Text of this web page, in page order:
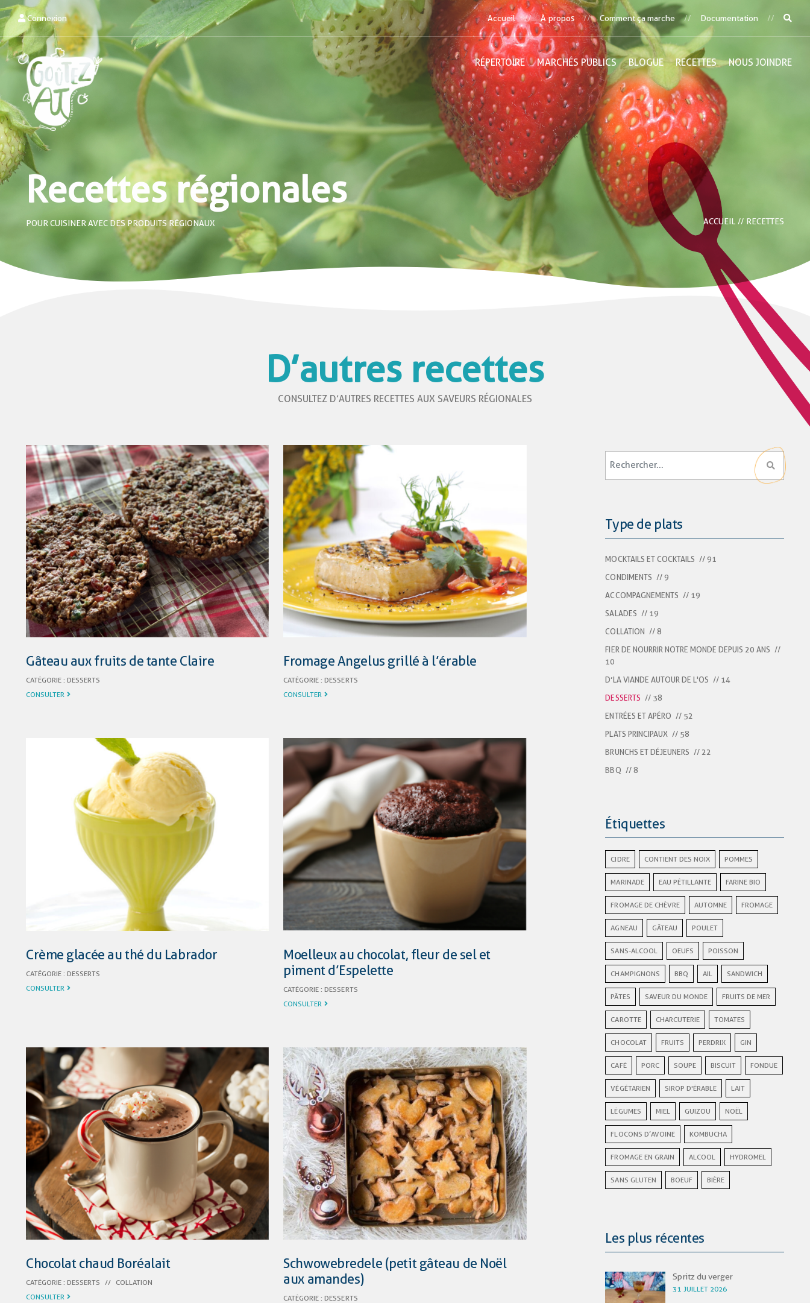
Connexion Accueil À propos Comment ça marche Documentation
RÉPERTOIRE MARCHÉS PUBLICS BLOGUE RECETTES NOUS JOINDRE
Recettes régionales
POUR CUISINER AVEC DES PRODUITS RÉGIONAUX ACCUEIL // RECETTES
D’autres recettes
CONSULTEZ D’AUTRES RECETTES AUX SAVEURS RÉGIONALES
Gâteau aux fruits de tante Claire
CATÉGORIE :DESSERTS
CONSULTER
Fromage Angelus grillé à l’érable
CATÉGORIE :DESSERTS
CONSULTER
Crème glacée au thé du Labrador
CATÉGORIE :DESSERTS
CONSULTER
Moelleux au chocolat, fleur de sel et
piment d’Espelette
CATÉGORIE :DESSERTS
CONSULTER
Chocolat chaud Boréalait
CATÉGORIE :DESSERTS // COLLATION
CONSULTER
Schwowebredele (petit gâteau de Noël
aux amandes)
CATÉGORIE :DESSERTS
Type de plats
MOCKTAILS ET COCKTAILS // 91
CONDIMENTS // 9
ACCOMPAGNEMENTS // 19
SALADES // 19
COLLATION // 8
FIER DE NOURRIR NOTRE MONDE DEPUIS 20 ANS //
10
D’LA VIANDE AUTOUR DE L'OS // 14
DESSERTS // 38
ENTRÉES ET APÉRO // 52
PLATS PRINCIPAUX // 58
BRUNCHS ET DÉJEUNERS // 22
BBQ // 8
Étiquettes
CIDRE CONTIENT DES NOIX POMMES
MARINADE EAU PÉTILLANTE FARINE BIO
FROMAGE DE CHÈVRE AUTOMNE FROMAGE
AGNEAU GÂTEAU POULET
SANS-ALCOOL OEUFS POISSON
CHAMPIGNONS BBQ AIL SANDWICH
PÂTES SAVEUR DU MONDE FRUITS DE MER
CAROTTE CHARCUTERIE TOMATES
CHOCOLAT FRUITS PERDRIX GIN
CAFÉ PORC SOUPE BISCUIT FONDUE
VÉGÉTARIEN SIROP D'ÉRABLE LAIT
LÉGUMES MIEL GUIZOU NOËL
FLOCONS D’AVOINE KOMBUCHA
FROMAGE EN GRAIN ALCOOL HYDROMEL
SANS GLUTEN BOEUF BIÈRE
Les plus récentes
Spritz du verger
31 JUILLET 2026